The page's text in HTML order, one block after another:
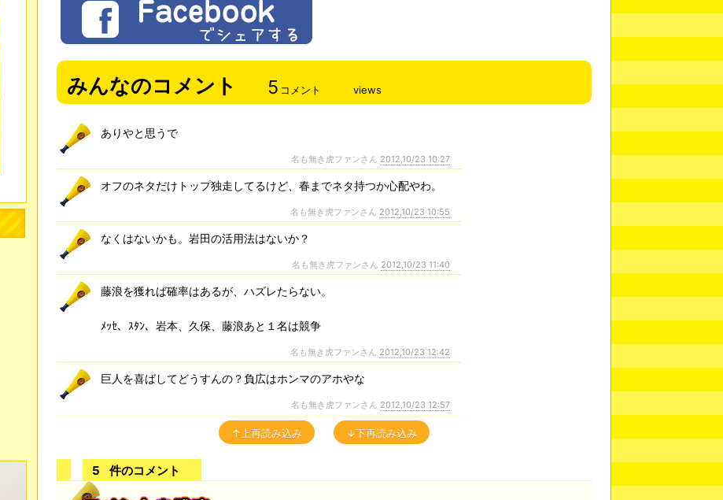
みんなのコメント 5 コメント views
ありやと思うで
名も無き虎ファンさん 2012,10/23 10:27
オフのネタだけトップ独走してるけど、春までネタ持つか心配やわ。
名も無き虎ファンさん 2012,10/23 10:55
なくはないかも。岩田の活用法はないか？
名も無き虎ファンさん 2012,10/23 11:40
藤浪を獲れば確率はあるが、ハズレたらない。
ﾒｯｾ、ｽﾀﾝ、岩本、久保、藤浪あと１名は競争
名も無き虎ファンさん 2012,10/23 12:42
巨人を喜ばしてどうすんの？負広はホンマのアホやな
名も無き虎ファンさん 2012,10/23 12:57
↑上再読み込み ↓下再読み込み
5 件のコメント